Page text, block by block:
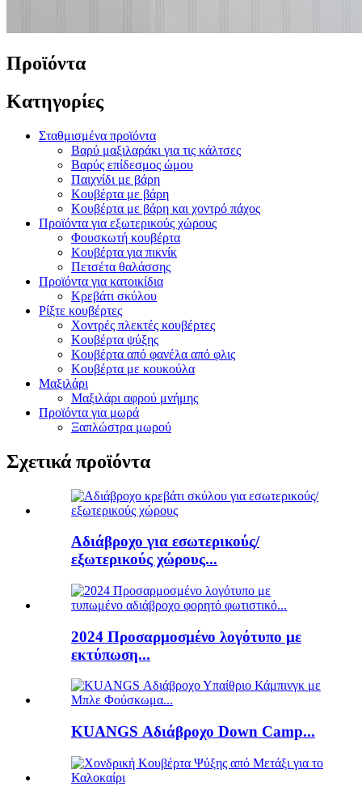
Προϊόντα
Κατηγορίες
Σταθμισμένα προϊόντα
Βαρύ μαξιλαράκι για τις κάλτσες
Βαρύς επίδεσμος ώμου
Παιχνίδι με βάρη
Κουβέρτα με βάρη
Κουβέρτα με βάρη και χοντρό πάχος
Προϊόντα για εξωτερικούς χώρους
Φουσκωτή κουβέρτα
Κουβέρτα για πικνίκ
Πετσέτα θαλάσσης
Προϊόντα για κατοικίδια
Κρεβάτι σκύλου
Ρίξτε κουβέρτες
Χοντρές πλεκτές κουβέρτες
Κουβέρτα ψύξης
Κουβέρτα από φανέλα από φλις
Κουβέρτα με κουκούλα
Μαξιλάρι
Μαξιλάρι αφρού μνήμης
Προϊόντα για μωρά
Ξαπλώστρα μωρού
Σχετικά προϊόντα
Αδιάβροχο για εσωτερικούς/
εξωτερικούς χώρους...
2024 Προσαρμοσμένο λογότυπο με
εκτύπωση...
KUANGS Αδιάβροχο Down Camp...